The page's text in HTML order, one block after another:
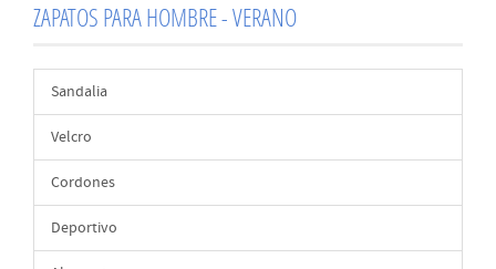
ZAPATOS PARA HOMBRE - VERANO
Sandalia
Velcro
Cordones
Deportivo